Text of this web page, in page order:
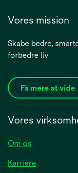
Vores mission
Skabe bedre,
forbedre liv
Få mere at vide
Vores
Om os
Karriere